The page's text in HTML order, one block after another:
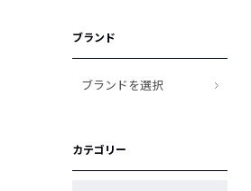
ブランド
ブランドを選択
カテゴリー